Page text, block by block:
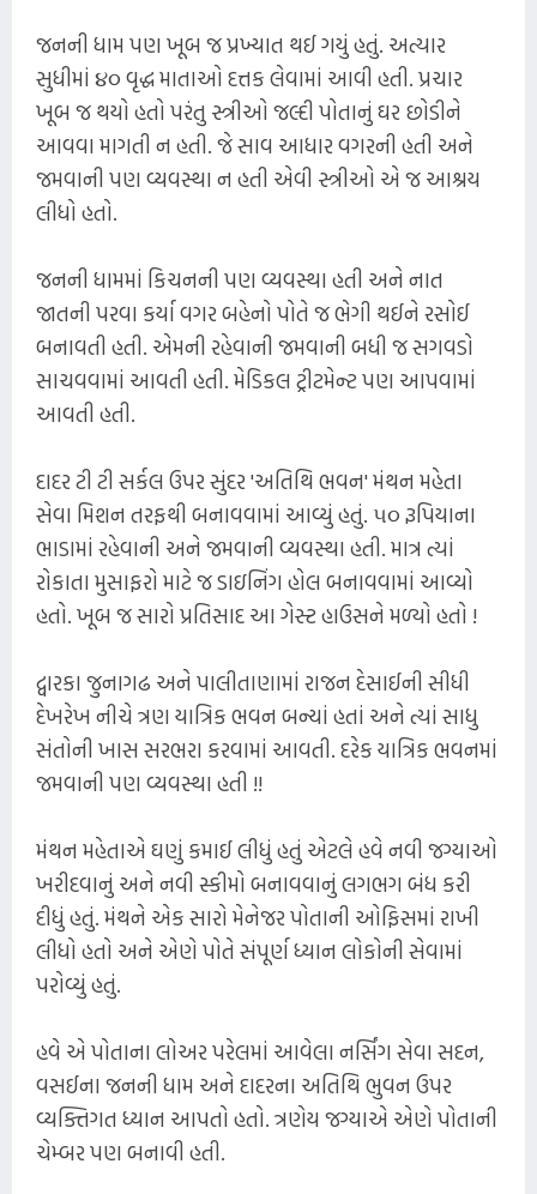
જનની ધામ પણ ખૂબ જ પ્રખ્યાત થઈ ગયું હતું. અત્યાર
સુધીમાં ૪૦ વૃદ્ધ માતાઓ દત્તક લેવામાં આવી હતી. પ્રચાર
ખૂબ જ થયો હતો પરંતુ સ્ત્રીઓ જલ્દી પોતાનું ઘર છોડીને
આવવા માગતી ન હતી. જે સાવ આધાર વગરની હતી અને
જમવાની પણ વ્યવસ્થા ન હતી એવી સ્ત્રીઓ એ જ આશ્રય
લીધો હતો.
જનની ધામમાં કિચનની પણ વ્યવસ્થા હતી અને નાત
જાતની પરવા કર્યા વગર બહેનો પોતે જ ભેગી થઈને રસોઈ
બનાવતી હતી. એમની રહેવાની જમવાની બધી જ સગવડો
સાચવવામાં આવતી હતી. મેડિકલ ટ્રીટમેન્ટ પણ આપવામાં
આવતી હતી.
દાદર ટી ટી સર્કલ ઉપર સુંદર 'અતિથિ ભવન' મંથન મહેતા
સેવા મિશન તરફથી બનાવવામાં આવ્યું હતું. ૫૦ રૂપિયાના
ભાડામાં રહેવાની અને જમવાની વ્યવસ્થા હતી. માત્ર ત્યાં
રોકાતા મુસાફરો માટે જ ડાઇનિંગ હોલ બનાવવામાં આવ્યો
હતો. ખૂબ જ સારો પ્રતિસાદ આ ગેસ્ટ હાઉસને મળ્યો હતો !
દ્વારકા જુનાગઢ અને પાલીતાણામાં રાજન દેસાઈની સીધી
દેખરેખ નીચે ત્રણ યાત્રિક ભવન બન્યાં હતાં અને ત્યાં સાધુ
સંતોની ખાસ સરભરા કરવામાં આવતી. દરેક યાત્રિક ભવનમાં
જમવાની પણ વ્યવસ્થા હતી !!
મંથન મહેતાએ ઘણું કમાઈ લીધું હતું એટલે હવે નવી જગ્યાઓ
ખરીદવાનું અને નવી સ્કીમો બનાવવાનું લગભગ બંધ કરી
દીધું હતું. મંથને એક સારો મેનેજર પોતાની ઓફિસમાં રાખી
લીધો હતો અને એણે પોતે સંપૂર્ણ ધ્યાન લોકોની સેવામાં
પરોવ્યું હતું.
હવે એ પોતાના લોઅર પરેલમાં આવેલા નર્સિંગ સેવા સદન,
વસઈના જનની ધામ અને દાદરના અતિથિ ભુવન ઉપર
વ્યક્તિગત ધ્યાન આપતો હતો. ત્રણેય જગ્યાએ એણે પોતાની
ચેમ્બર પણ બનાવી હતી.